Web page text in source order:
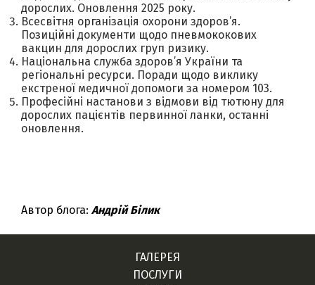
дорослих. Оновлення 2025 року.
Всесвітня організація охорони здоров’я.
Позиційні документи щодо пневмококових
вакцин для дорослих груп ризику.
Національна служба здоров’я України та
регіональні ресурси. Поради щодо виклику
екстреної медичної допомоги за номером 103.
Професійні настанови з відмови від тютюну для
дорослих пацієнтів первинної ланки, останні
оновлення.
Автор блога: Андрій Білик
ГАЛЕРЕЯ
ПОСЛУГИ